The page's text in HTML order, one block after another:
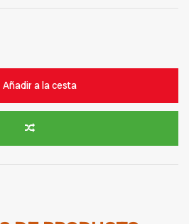
Añadir a la cesta